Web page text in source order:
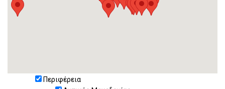
Περιφέρεια